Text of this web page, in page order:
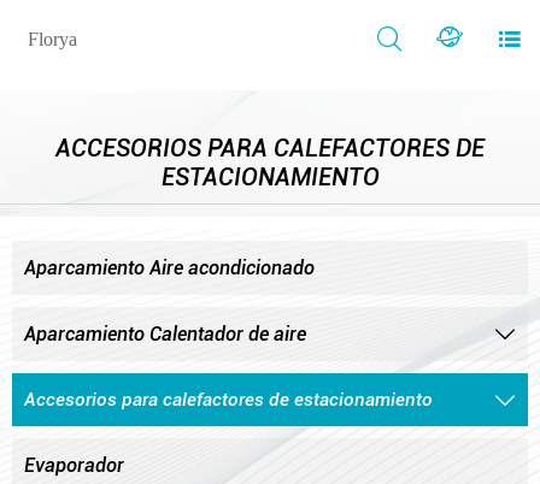
Florya   
ACCESORIOS PARA CALEFACTORES DE
ESTACIONAMIENTO
Aparcamiento Aire acondicionado
Aparcamiento Calentador de aire 
Accesorios para calefactores de estacionamiento 
Evaporador